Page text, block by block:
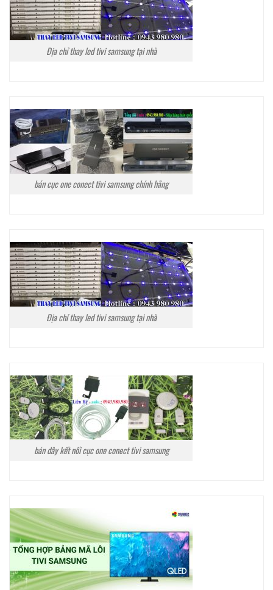
Địa chỉ thay led tivi samsung tại nhà
bán cục one conect tivi samsung chính hãng
Địa chỉ thay led tivi samsung tại nhà
bán dây kết nối cục one conect tivi samsung